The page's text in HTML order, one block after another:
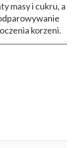
masy i cukru, a
korzeni.